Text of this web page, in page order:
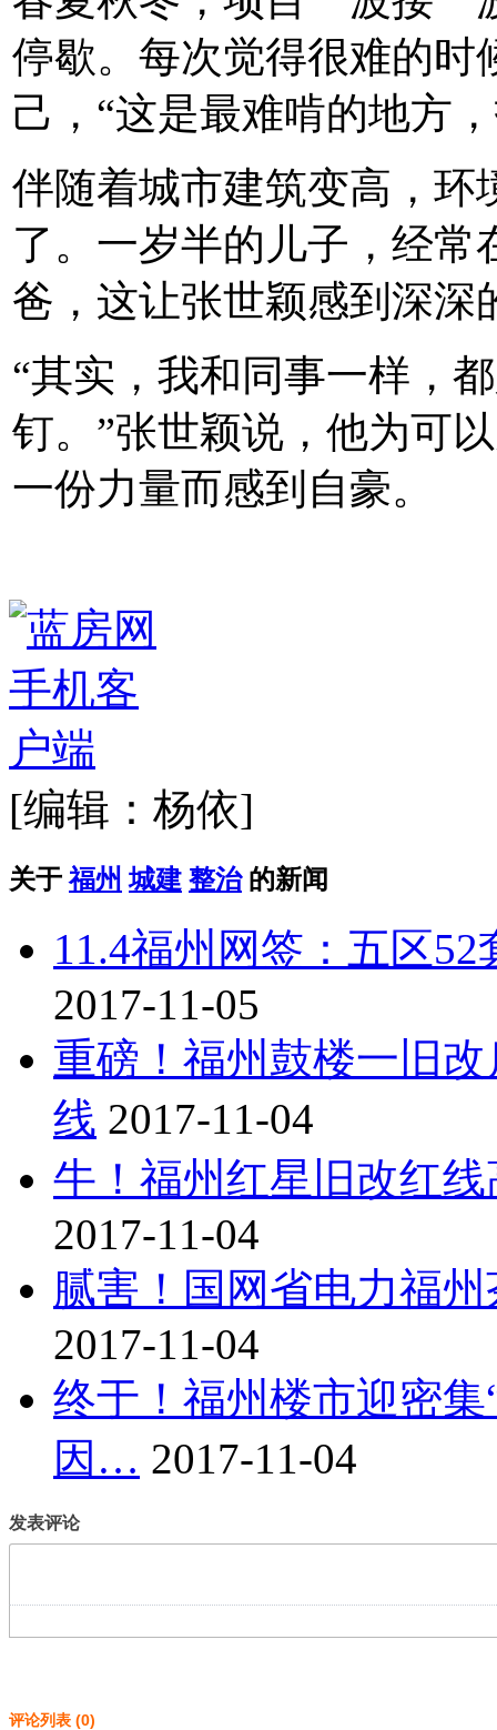
停歇。每次觉得很难的时
己，“这是最难啃的地方
伴随着城市建筑变高，环
了。一岁半的儿子，经
爸，这让张世颖感到深深
“其实，我和同事一样，
钉。”张世颖说，他为可
一份力量而感到自豪。
[编辑：杨依]
关于 福州 城建 整治 的新闻
11.4福州网签：五区
2017-11-05
重磅！福州鼓楼一旧
线 2017-11-04
牛！福州红星旧改红
2017-11-04
腻害！国网省电力福
2017-11-04
终于！福州楼市迎密
因… 2017-11-04
发表评论
评论列表 (0)